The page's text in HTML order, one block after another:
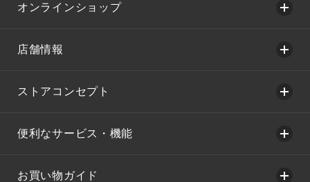
オンラインショップ
店舗情報
ストアコンセプト
便利なサービス・機能
お買い物ガイド